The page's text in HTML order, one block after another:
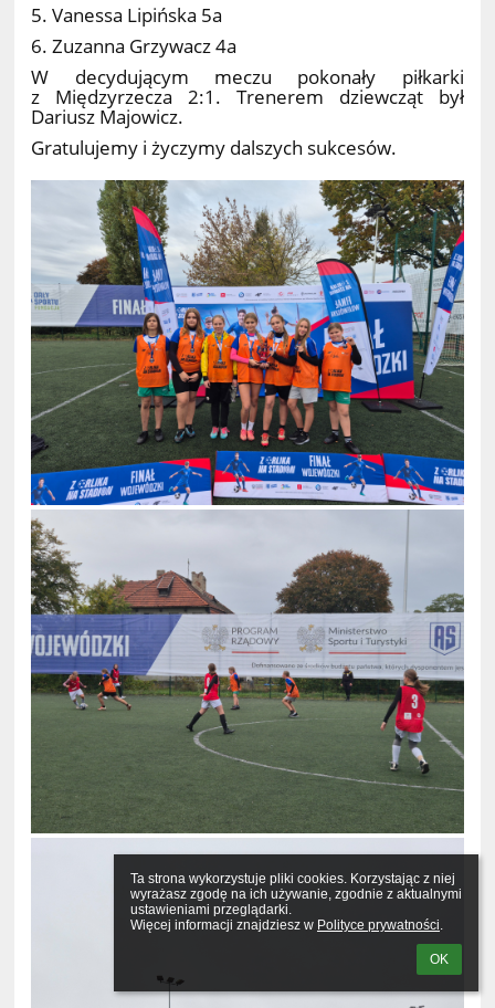
Ta strona wykorzystuje pliki cookies. Korzystając z niej
wyrażasz zgodę na ich używanie, zgodnie z aktualnymi
ustawieniami przeglądarki.
Więcej informacji znajdziesz w Polityce prywatności.
OK
5. Vanessa Lipińska 5a
6. Zuzanna Grzywacz 4a
W decydującym meczu pokonały piłkarki
z Międzyrzecza 2:1. Trenerem dziewcząt był
Dariusz Majowicz.
Gratulujemy i życzymy dalszych sukcesów.